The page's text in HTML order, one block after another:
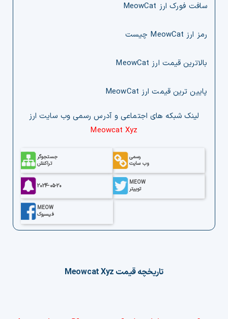
سافت فورک ارز MeowCat
رمز ارز MeowCat چیست
بالاترین قیمت ارز MeowCat
پایین ترین قیمت ارز MeowCat
لینک‌ شبکه های اجتماعی و آدرس رسمی وب‌ سایت ارز
Meowcat Xyz
جستجوگر
تراکنش
رسمی
وب سایت
2024-05-20
MEOW
توییتر
MEOW
فیسبوک
تاریخچه قیمت Meowcat Xyz